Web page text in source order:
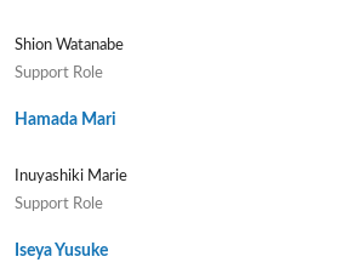
Shion Watanabe
Support Role
Hamada Mari
Inuyashiki Marie
Support Role
Iseya Yusuke